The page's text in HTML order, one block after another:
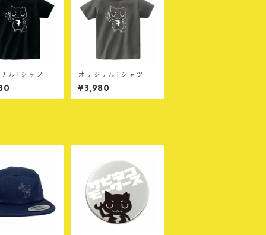
ルTシャツ
ラック
オリジナルTシャツ
［B］チャコール
¥3,980